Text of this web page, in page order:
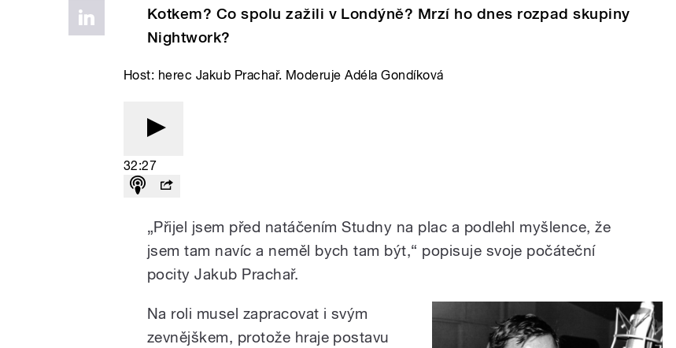
Kotkem? Co spolu zažili v Londýně? Mrzí ho dnes rozpad skupiny
Nightwork?
Host: herec Jakub Prachař. Moderuje Adéla Gondíková
32:27
„Přijel jsem před natáčením Studny na plac a podlehl myšlence, že
jsem tam navíc a neměl bych tam být,“ popisuje svoje počáteční
pocity Jakub Prachař.
Na roli musel zapracovat i svým
zevnějškem, protože hraje postavu